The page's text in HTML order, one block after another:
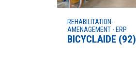
REHABILITATION-
AMENAGEMENT - ERP
BICYCLAIDE (92)